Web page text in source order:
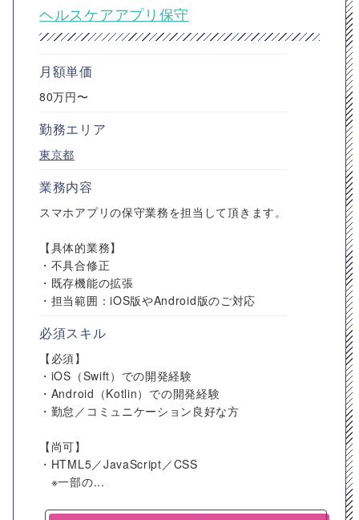
ヘルスケアアプリ保守
月額単価
80万円〜
勤務エリア
東京都
業務内容
スマホアプリの保守業務を担当して頂きます。
【具体的業務】
・不具合修正
・既存機能の拡張
・担当範囲：iOS版やAndroid版のご対応
必須スキル
【必須】
・iOS（Swift）での開発経験
・Android（Kotlin）での開発経験
・勤怠／コミュニケーション良好な方
【尚可】
・HTML5／JavaScript／CSS
※一部の...